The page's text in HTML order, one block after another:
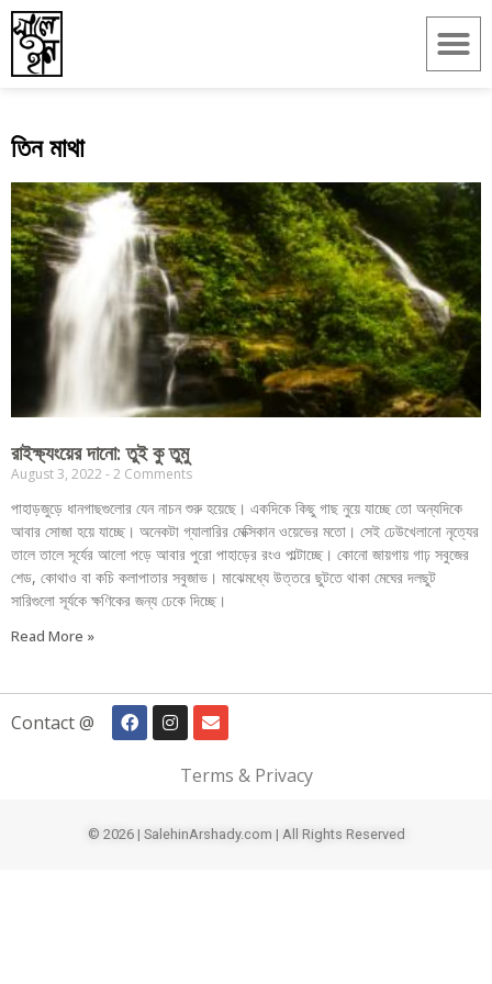
তিন মাথা
রাইক্ষ্যংয়ের দানো: তুই কু তুমু
August 3, 2022 2 Comments
পাহাড়জুড়ে ধানগাছগুলোর যেন নাচন শুরু হয়েছে। একদিকে কিছু গাছ নুয়ে যাচ্ছে তো অন্যদিকে
আবার সোজা হয়ে যাচ্ছে। অনেকটা গ্যালারির মেক্সিকান ওয়েভের মতো। সেই ঢেউখেলানো নৃত্যের
তালে তালে সূর্যের আলো পড়ে আবার পুরো পাহাড়ের রংও পাল্টাচ্ছে। কোনো জায়গায় গাঢ় সবুজের
শেড, কোথাও বা কচি কলাপাতার সবুজাভ। মাঝেমধ্যে উত্তরে ছুটতে থাকা মেঘের দলছুট
সারিগুলো সূর্যকে ক্ষণিকের জন্য ঢেকে দিচ্ছে।
Read More »
Contact @
Terms & Privacy
© 2026 | SalehinArshady.com | All Rights Reserved